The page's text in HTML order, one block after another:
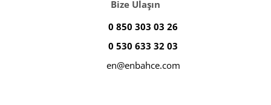
Bize Ulaşın
0 850 303 03 26
0 530 633 32 03
en@enbahce.com